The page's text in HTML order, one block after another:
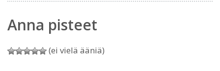
Anna pisteet
(ei vielä ääniä)